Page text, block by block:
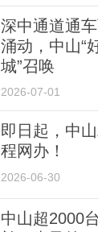
深中通道通
涌动，中山“
城”召唤
2026-07-01
即日起，中
程网办！
2026-06-30
中山超2000